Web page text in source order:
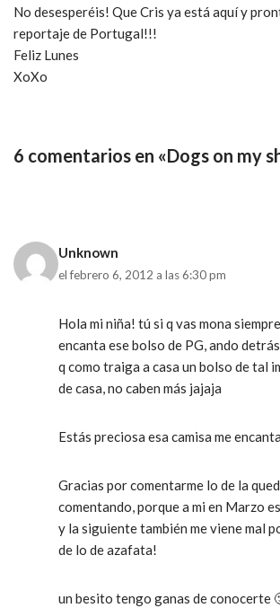
No desesperéis! Que Cris ya está aquí y
reportaje de Portugal!!!
Feliz Lunes
XoXo
6 comentarios en «Dogs on my
Unknown
el febrero 6, 2012 a las 6:30 pm
Hola mi niña! tú si q vas mona
encanta ese bolso de PG, ando
q como traiga a casa un bolso de tal
de casa, no caben más jajaja
Estás preciosa esa camisa me
Gracias por comentarme lo de la
comentando, porque a mi en Marzo
y la siguiente también me viene mal
de lo de azafata!
un besito tengo ganas de conocerte